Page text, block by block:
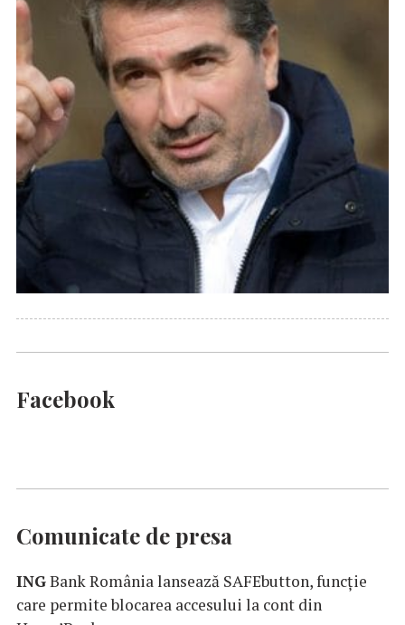
Facebook
Comunicate de presa
INGBank România lansează SAFEbutton, funcţie
care permite blocarea accesului la cont din